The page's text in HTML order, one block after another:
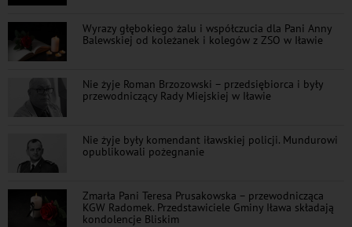
Wyrazy głębokiego żalu i współczucia dla Pani Anny
Balewskiej od koleżanek i kolegów z ZSO w Iławie
Nie żyje Roman Brzozowski – przedsiębiorca i były
przewodniczący Rady Miejskiej w Iławie
Nie żyje były komendant iławskiej policji. Mundurowi
opublikowali pożegnanie
Zmarła Pani Teresa Prusakowska – przewodnicząca
KGW Radomek. Przedstawiciele Gminy Iława składają
kondolencje Bliskim